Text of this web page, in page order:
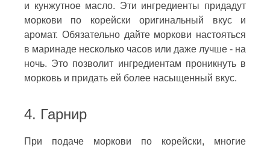
и кунжутное масло. Эти ингредиенты придадут
моркови по корейски оригинальный вкус и
аромат. Обязательно дайте моркови настояться
в маринаде несколько часов или даже лучше - на
ночь. Это позволит ингредиентам проникнуть в
морковь и придать ей более насыщенный вкус.
4. Гарнир
При подаче моркови по корейски, многие